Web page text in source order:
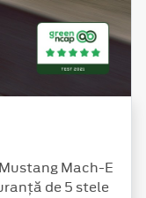
Mach-E
de 5 stele